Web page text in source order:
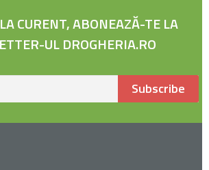
CURENT, ABONEAZĂ-TE LA
UL DROGHERIA.RO
Subscribe